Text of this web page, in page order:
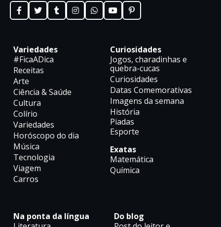
Variedades
#FicaADica
Receitas
Arte
Ciência & Saúde
Cultura
Colírio
Variedades
Horóscopo do dia
Música
Tecnologia
Viagem
Carros
Curiosidades
Jogos, charadinhas e
quebra-cucas
Curiosidades
Datas Comemorativas
Imagens da semana
História
Piadas
Esporte
Exatas
Matemática
Química
Na ponta da língua
Do blog